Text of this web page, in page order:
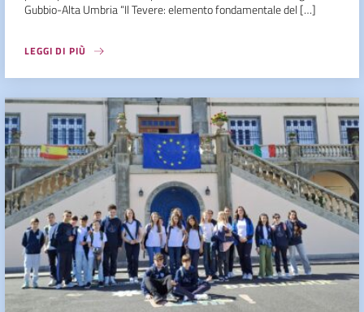
Gubbio-Alta Umbria “Il Tevere: elemento fondamentale del […]
LEGGI DI PIÙ